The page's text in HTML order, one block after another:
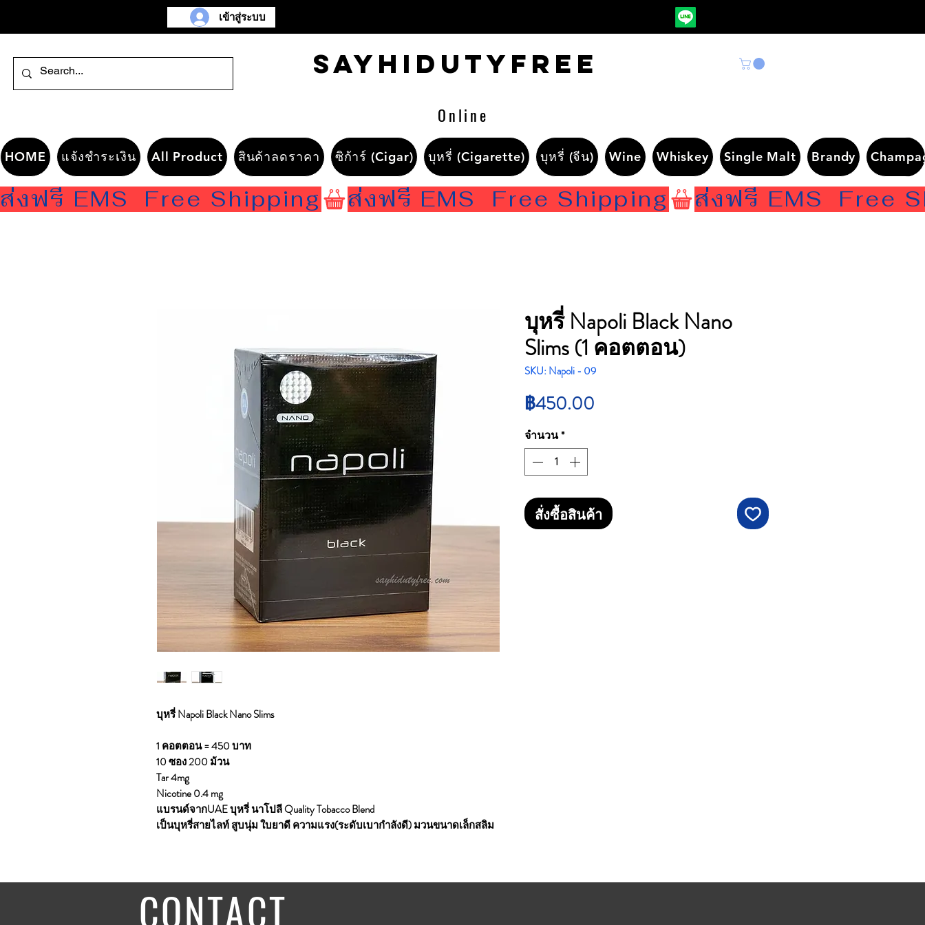
เข้าสู่ระบบ
Sayhidutyfree
Online
HOME แจ้งชำระเงิน All Product สินค้าลดราคา ซิก้าร์ (Cigar) บุหรี่ (Cigarette) บุหรี่ (จีน) Wine Whiskey Single Malt Brandy
ส่งฟรี EMS  Free Shipping
บุหรี่ Napoli Black Nano Slims
1 คอตตอน = 450 บาท
10 ซอง 200 ม้วน
Tar 4mg
Nicotine 0.4 mg
แบรนด์จากUAE บุหรี่ นาโปลี Quality Tobacco Blend
เป็นบุหรี่สายไลท์ สูบนุ่ม ใบยาดี ความแรง(ระดับเบากำลังดี) มวนขนาดเล็กสลิม
บุหรี่ Napoli Black Nano
Slims (1 คอตตอน)
SKU: Napoli - 09
฿450.00
จำนวน*
สั่งซื้อสินค้า
CONTACT